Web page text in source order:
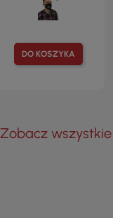
DO KOSZYKA
Zobacz